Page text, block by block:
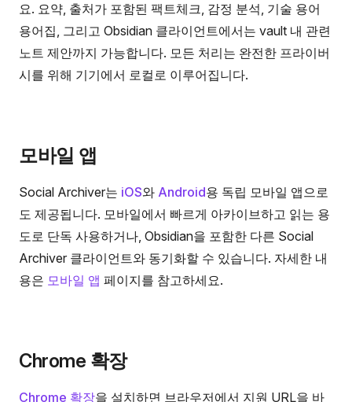
요. 요약, 출처가 포함된 팩트체크, 감정 분석, 기술 용어
용어집, 그리고 Obsidian 클라이언트에서는 vault 내 관련
노트 제안까지 가능합니다. 모든 처리는 완전한 프라이버
시를 위해 기기에서 로컬로 이루어집니다.
모바일 앱
Social Archiver는 iOS와 Android용 독립 모바일 앱으로
도 제공됩니다. 모바일에서 빠르게 아카이브하고 읽는 용
도로 단독 사용하거나, Obsidian을 포함한 다른 Social
Archiver 클라이언트와 동기화할 수 있습니다. 자세한 내
용은 모바일 앱 페이지를 참고하세요.
Chrome 확장
Chrome 확장을 설치하면 브라우저에서 지원 URL을 바